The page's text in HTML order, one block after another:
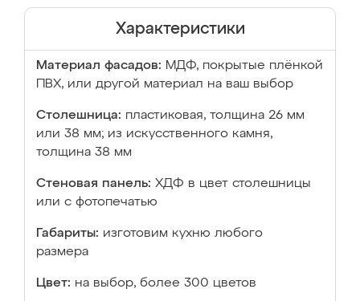
Характеристики
Материал фасадов: МДФ, покрытые плёнкой
ПВХ, или другой материал на ваш выбор
Столешница: пластиковая, толщина 26 мм
или 38 мм; из искусственного камня,
толщина 38 мм
Стеновая панель: ХДФ в цвет столешницы
или с фотопечатью
Габариты: изготовим кухню любого
размера
Цвет: на выбор, более 300 цветов